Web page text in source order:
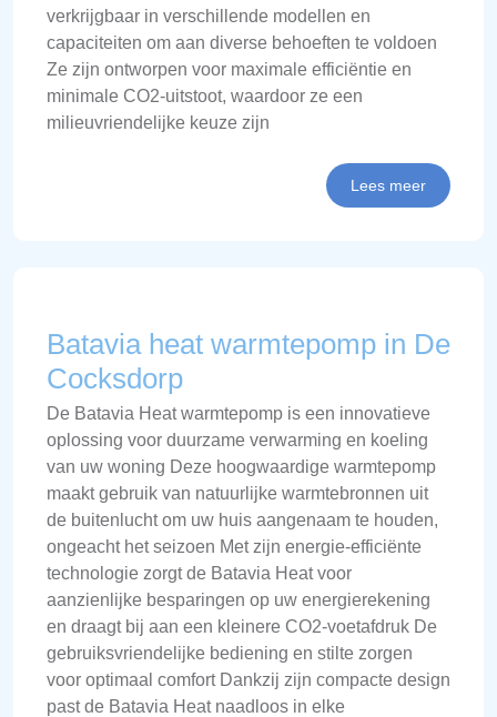
verkrijgbaar in verschillende modellen en
capaciteiten om aan diverse behoeften te voldoen
Ze zijn ontworpen voor maximale efficiëntie en
minimale CO2-uitstoot, waardoor ze een
milieuvriendelijke keuze zijn
Lees meer
Batavia heat warmtepomp in De
Cocksdorp
De Batavia Heat warmtepomp is een innovatieve
oplossing voor duurzame verwarming en koeling
van uw woning Deze hoogwaardige warmtepomp
maakt gebruik van natuurlijke warmtebronnen uit
de buitenlucht om uw huis aangenaam te houden,
ongeacht het seizoen Met zijn energie-efficiënte
technologie zorgt de Batavia Heat voor
aanzienlijke besparingen op uw energierekening
en draagt bij aan een kleinere CO2-voetafdruk De
gebruiksvriendelijke bediening en stilte zorgen
voor optimaal comfort Dankzij zijn compacte design
past de Batavia Heat naadloos in elke